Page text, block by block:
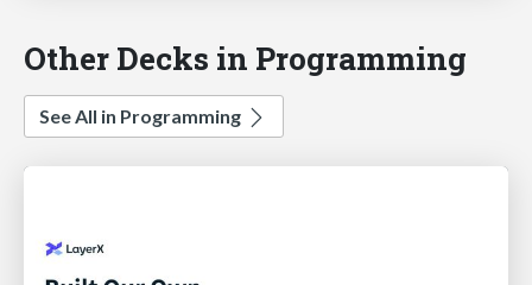
Other Decks in Programming
See All in Programming